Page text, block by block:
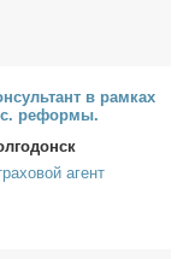
в рам­ках
ре­фор­мы.
агент